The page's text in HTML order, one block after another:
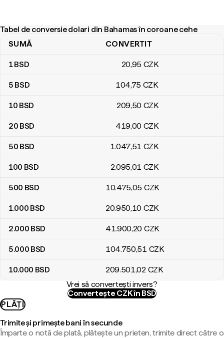
Tabel de conversie dolari din Bahamas în coroane cehe
Tabel de conversie dolari din Bahamas în coroane cehe
SUMĂ CONVERTIT
1BSD 20,95 CZK
5 BSD 104,75 CZK
10 BSD 209,50 CZK
20 BSD 419,00 CZK
50 BSD 1.047,51 CZK
100 BSD 2.095,01 CZK
500 BSD 10.475,05 CZK
1.000 BSD 20.950,10 CZK
2.000 BSD 41.900,20 CZK
5.000 BSD 104.750,51 CZK
10.000 BSD 209.501,02 CZK
Vrei să convertești invers?
Convertește CZK în BSD
PLĂȚI
Trimite și primește bani în secunde
Împarte o notă de plată, plătește un prieten, trimite direct către o